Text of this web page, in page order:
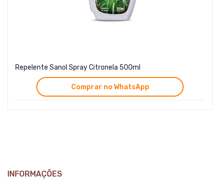
Repelente Sanol Spray Citronela 500ml
Comprar no WhatsApp
INFORMAÇÕES